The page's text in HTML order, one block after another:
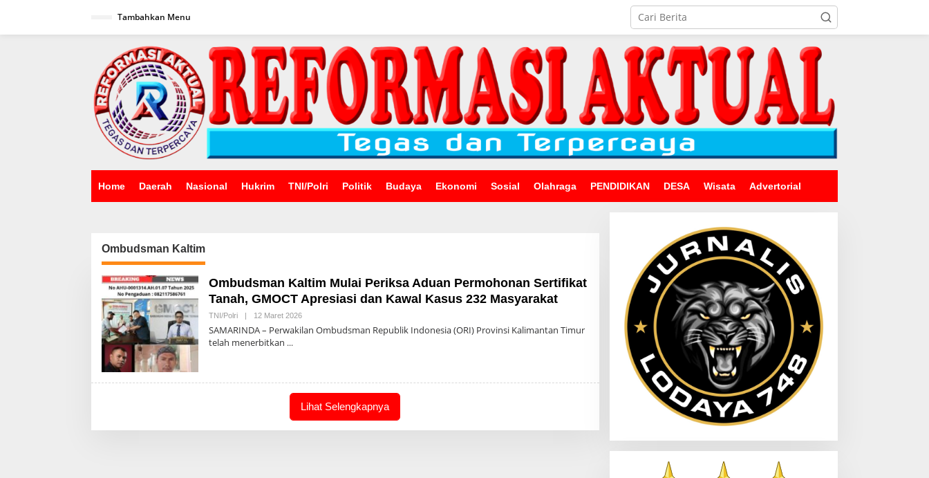
Tambahkan Menu
Home Daerah Nasional Hukrim TNI/Polri Politik Budaya Ekonomi Sosial Olahraga PENDIDIKAN DESA Wisata Advertorial
Ombudsman Kaltim
Ombudsman Kaltim Mulai Periksa Aduan Permohonan Sertifikat
Tanah, GMOCT Apresiasi dan Kawal Kasus 232 Masyarakat
TNI/Polri | 12 Maret 2026Oleh
SAMARINDA – Perwakilan Ombudsman Republik Indonesia (ORI) Provinsi Kalimantan Timur
telah menerbitkan
Lihat Selengkapnya